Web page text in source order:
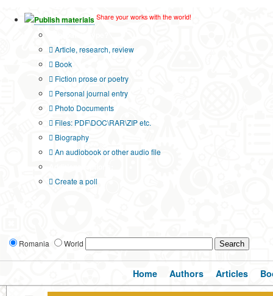
Publish materials Share your works with the world!
Article, research, review
Book
Fiction prose or poetry
Personal journal entry
Photo Documents
Files: PDF\DOC\RAR\ZIP etc.
Biography
An audiobook or other audio file
Create a poll
Romania World
Home Authors Articles